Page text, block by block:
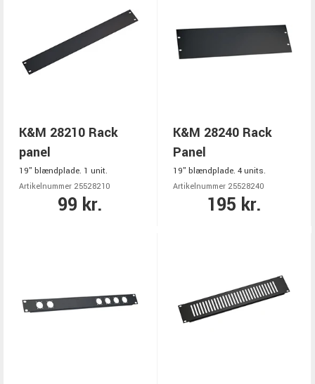
K&M 28210 Rack
panel
19" blændplade. 1 unit.
Artikelnummer 25528210
99 kr.
K&M 28240 Rack
Panel
19" blændplade. 4 units.
Artikelnummer 25528240
195 kr.